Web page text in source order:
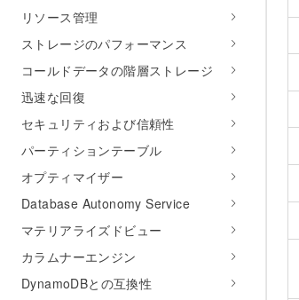
リソース管理
ストレージのパフォーマンス
コールドデータの階層ストレージ
迅速な回復
セキュリティおよび信頼性
パーティションテーブル
オプティマイザー
Database Autonomy Service
マテリアライズドビュー
カラムナーエンジン
DynamoDBとの互換性